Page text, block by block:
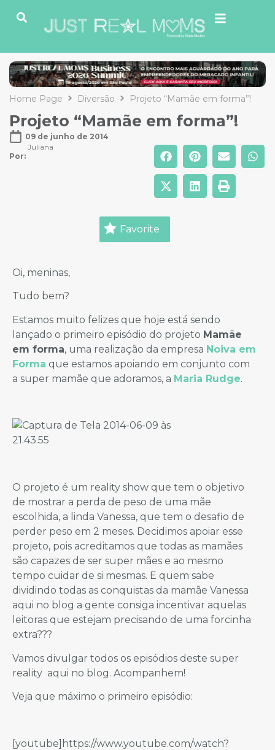
Home Page Diversão Projeto “Mamãe em forma”!
Projeto “Mamãe em forma”!
09 de junho de 2014
Por:
Juliana
Favorite
Oi, meninas,
Tudo bem?
Estamos muito felizes que hoje está sendo
lançado o primeiro episódio do projeto Mamãe
em forma, uma realização da empresa Noiva em
Forma que estamos apoiando em conjunto com
a super mamãe que adoramos, a Maria Rudge.
O projeto é um reality show que tem o objetivo
de mostrar a perda de peso de uma mãe
escolhida, a linda Vanessa, que tem o desafio de
perder peso em 2 meses. Decidimos apoiar esse
projeto, pois acreditamos que todas as mamães
são capazes de ser super mães e ao mesmo
tempo cuidar de si mesmas. E quem sabe
dividindo todas as conquistas da mamãe Vanessa
aqui no blog a gente consiga incentivar aquelas
leitoras que estejam precisando de uma forcinha
extra???
Vamos divulgar todos os episódios deste super
reality aqui no blog. Acompanhem!
Veja que máximo o primeiro episódio:
[youtube]https://www.youtube.com/watch?